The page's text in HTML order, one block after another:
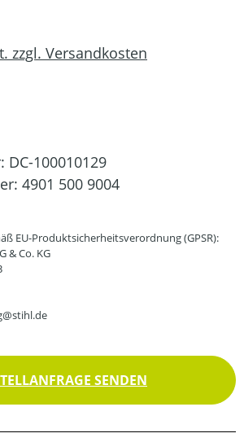
zzgl. Versandkosten
DC-100010129
4901 500 9004
EU-Produktsicherheitsverordnung (GPSR):
& Co. KG
SENDEN